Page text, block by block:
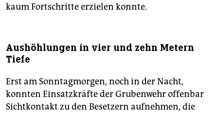
kaum Fortschritte erzielen konnte.
Aushöhlungen in vier und zehn Metern
Tiefe
Erst am Sonntagmorgen, noch in der Nacht,
konnten Einsatzkräfte der Grubenwehr offenbar
Sichtkontakt zu den Besetzern aufnehmen, die